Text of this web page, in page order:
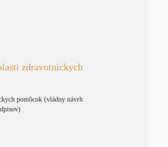
zdravotníckych
pomôcok (vládny návrh